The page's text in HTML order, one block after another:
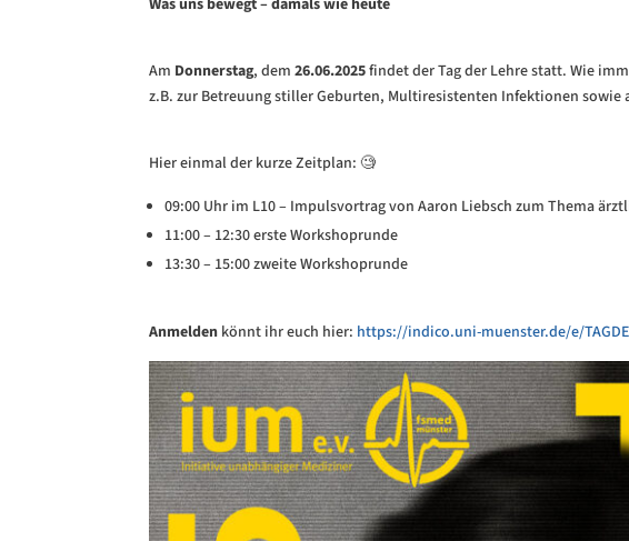
Am Donnerstag, dem26.06.2025findet der Tag der Lehre statt. Wie
z.B. zur Betreuung stiller Geburten, Multiresistenten Infektionen sowie
Hier einmal der kurze Zeitplan: 🧐
09:00 Uhr im L10 – Impulsvortrag von Aaron Liebsch zum Thema
11:00 – 12:30 erste Workshoprunde
13:30 – 15:00 zweite Workshoprunde
Anmelden könnt ihr euch hier: https://indico.uni-muenster.de/e/